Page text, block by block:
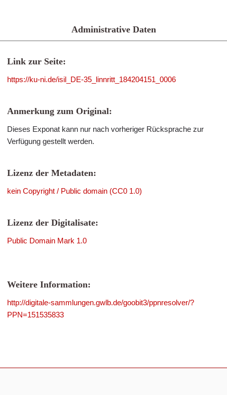
Administrative Daten
Link zur Seite:
https://ku-ni.de/isil_DE-35_linnritt_184204151_0006
Anmerkung zum Original:
Dieses Exponat kann nur nach vorheriger Rücksprache zur
Verfügung gestellt werden.
Lizenz der Metadaten:
kein Copyright / Public domain (CC0 1.0)
Lizenz der Digitalisate:
Public Domain Mark 1.0
Weitere Information:
http://digitale-sammlungen.gwlb.de/goobit3/ppnresolver/?
PPN=151535833